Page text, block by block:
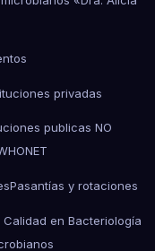
privadas
publicas NO
Pasantías y rotaciones
en Bacteriología